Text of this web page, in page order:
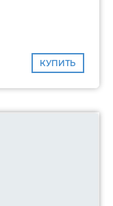
КУПИТЬ